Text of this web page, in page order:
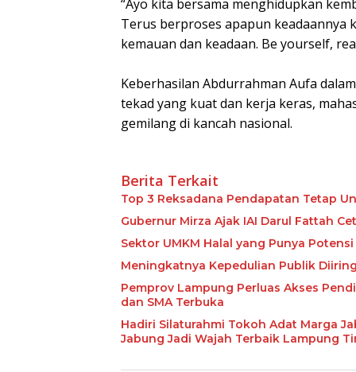
“Ayo kita bersama menghidupkan
Terus berproses apapun keadaannya
kemauan dan keadaan. Be yourself,
Keberhasilan Abdurrahman Aufa
tekad yang kuat dan kerja keras,
gemilang di kancah nasional.
Berita Terkait
Top 3 Reksadana Pendapatan Tetap
Gubernur Mirza Ajak IAI Darul Fattah
Sektor UMKM Halal yang Punya
Meningkatnya Kepedulian Publik
Pemprov Lampung Perluas Akses
dan SMA Terbuka
Hadiri Silaturahmi Tokoh Adat Marga
Jabung Jadi Wajah Terbaik Lampung